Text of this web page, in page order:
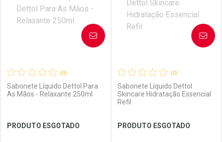
(0)
Sabonete Líquido Dettol Para
As Mãos - Relaxante 250ml
PRODUTO ESGOTADO
AVISE-ME
(0)
Sabonete Líquido Dettol
Skincare Hidratação Essencial
Refil
PRODUTO ESGOTADO
AVISE-ME